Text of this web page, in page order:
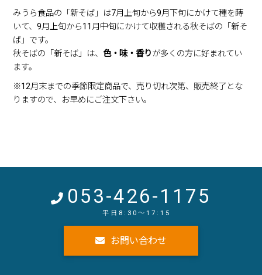
「世界の天日塩」のご紹介【浜松塩業セレクト】
2021年1月5日
「さまざまな沖縄の塩」 ご紹介
みうら食品の「新そば」は7月上旬から9月下旬にかけて種を蒔
いて、9月上旬から11月中旬にかけて収穫される秋そばの「新そ
ば」です。
秋そばの「新そば」は、色・味・香りが多くの方に好まれてい
ます。
※12月末までの季節限定商品で、売り切れ次第、販売終了とな
りますので、お早めにご注文下さい。
053-426-1175
お問い合わせ